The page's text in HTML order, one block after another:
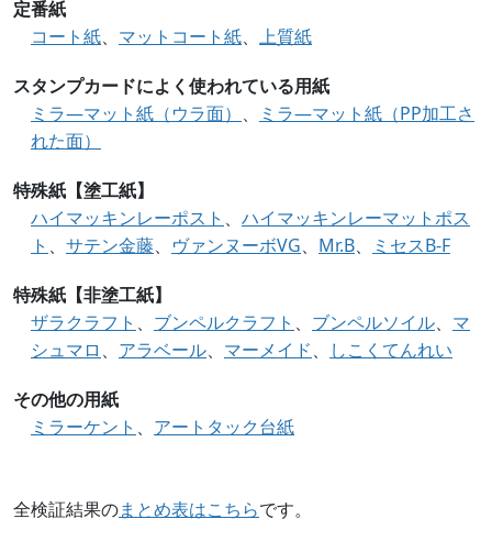
定番紙
コート紙、 マットコート紙、 上質紙
スタンプカードによく使われている用紙
ミラ—マット紙（ウラ面） 、
ミラ—マット紙（PP加工さ
れた面）
特殊紙【塗工紙】
ハイマッキンレーポスト 、 ハイマッキンレーマットポス
ト 、 サテン金藤、 ヴァンヌーボVG、 Mr.B、 ミセスB-F
特殊紙【非塗工紙】
ザラクラフト 、 ブンペルクラフト 、 ブンペルソイル、 マ
シュマロ 、 アラベール、 マーメイド、 しこくてんれい
その他の用紙
ミラーケント 、 アートタック台紙
全検証結果のまとめ表はこちらです。